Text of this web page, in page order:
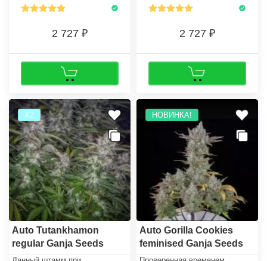
выращивании способом SoG.
2 727
опыте.
2 727
Х2
Auto Tutankhamon
regular Ganja Seeds
НОВИНКА!
Auto Gorilla Cookies
feminised Ganja Seeds